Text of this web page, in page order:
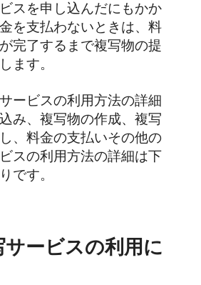
スを申し込んだにもかか
を支払わないときは、料
完了するまで複写物の提
ます。
ービスの利用方法の詳細
み、複写物の作成、複写
、料金の支払いその他の
スの利用方法の詳細は下
です。
サービスの利用に